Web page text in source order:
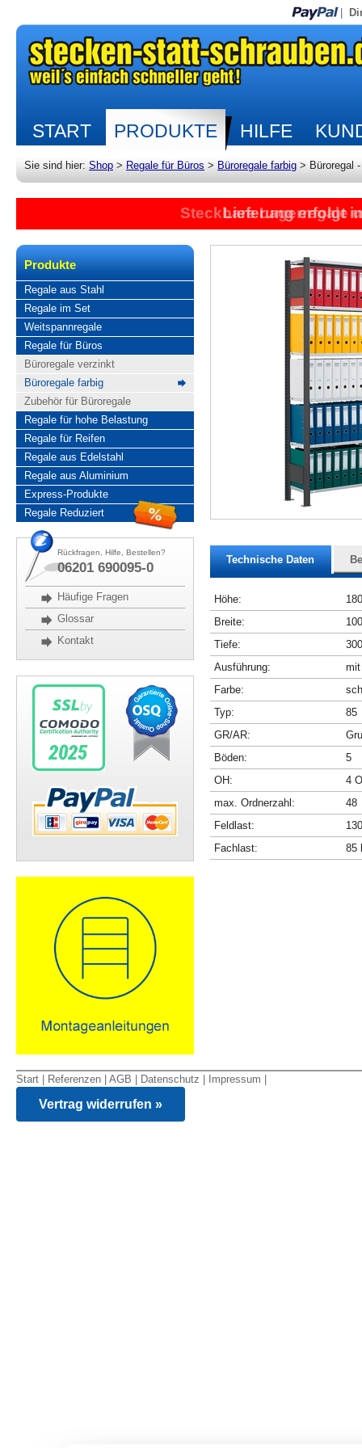
START PRODUKTE HILFE
Sie sind hier: Shop > Regale für Büros > Büroregale farbig > Büroregal
Steckbare Lagerregale
Lieferung erfolgt
Produkte
Regale aus Stahl
Regale im Set
Weitspannregale
Regale für Büros
Büroregale verzinkt
Büroregale farbig
Zubehör für Büroregale
Regale für hohe Belastung
Regale für Reifen
Regale aus Edelstahl
Regale aus Aluminium
Express-Produkte
Regale Reduziert
Rückfragen, Hilfe, Bestellen?
06201 690095-0
Häufige Fragen
Glossar
Kontakt
Technische Daten
Höhe:
Breite:
Tiefe:
Ausführung:
mit
Farbe:
Typ:
85
GR/AR:
Böden:
5
OH:
4
max. Ordnerzahl:
48
Feldlast:
Fachlast:
85
Start Referenzen AGB Datenschutz Impressum
Vertrag widerrufen »